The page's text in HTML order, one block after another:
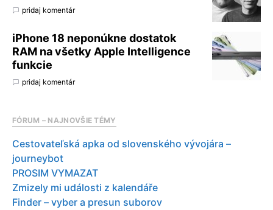
pridaj komentár
iPhone 18 neponúkne dostatok
RAM na všetky Apple Intelligence
funkcie
pridaj komentár
FÓRUM – NAJNOVŠIE TÉMY
Cestovateľská apka od slovenského vývojára –
journeybot
PROSIM VYMAZAT
Zmizely mi události z kalendáře
Finder – vyber a presun suborov